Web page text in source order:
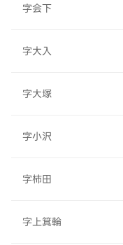
字会下
字大入
字大塚
字小沢
字柿田
字上箕輪